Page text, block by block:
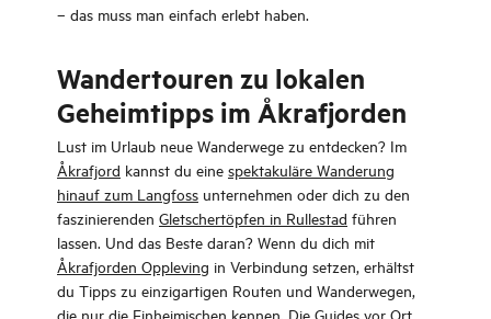
– das muss man einfach erlebt haben.
Wandertouren zu lokalen
Geheimtipps im Åkrafjorden
Lust im Urlaub neue Wanderwege zu entdecken? Im
Åkrafjord kannst du eine spektakuläre Wanderung
hinauf zum Langfoss unternehmen oder dich zu den
faszinierenden Gletschertöpfen in Rullestad führen
lassen. Und das Beste daran? Wenn du dich mit
Åkrafjorden Oppleving in Verbindung setzen, erhältst
du Tipps zu einzigartigen Routen und Wanderwegen,
die nur die Einheimischen kennen. Die Guides vor Ort